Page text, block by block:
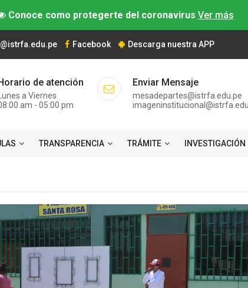
Conoce como protegerte del coronavirus Ver más
Facebook Descarga nuestra APP
de atención
Lunes a Viernes
am - 05:00 pm
Enviar Mensaje
mesadepartes@istrfa.edu.pe
TRANSPARENCIA TRÁMITE INVESTIGACIÓN